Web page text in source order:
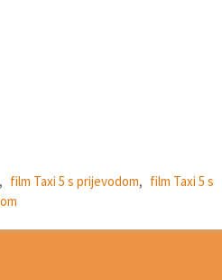
, film Taxi 5 s prijevodom, film Taxi 5 s